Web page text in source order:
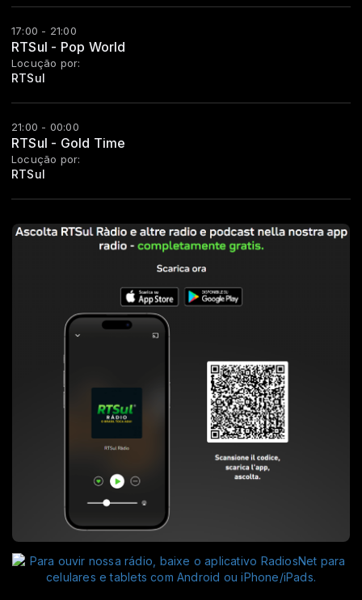
17:00 - 21:00
RTSul - Pop World
Locução por:
RTSul
21:00 - 00:00
RTSul - Gold Time
Locução por:
RTSul